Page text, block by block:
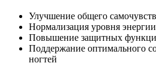
Улучшение общего
Нормализация уровня
Повышение защитных
Поддержание оптимального
ногтей